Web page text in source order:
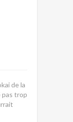
de la
pas trop